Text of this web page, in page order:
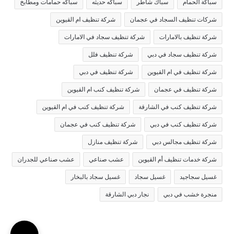
سباكة الحمام سباك شاطر سباكه حديثه سباكه حمامات ومطابخ
شركات تنظيف السجاد في عجمان شركة تنظيف ام القيوين
شركة تنظيف بالامارات شركة تنظيف سجاد في الامارات
شركة تنظيف سجاد في دبي شركة تنظيف فلل
شركة تنظيف في ام القيوين شركة تنظيف في دبي
شركة تنظيف في عجمان شركة تنظيف كنب ام القيوين
شركة تنظيف كنب في الشارقة شركة تنظيف كنب في ام القيوين
شركة تنظيف كنب في دبي شركة تنظيف كنب في عجمان
شركة تنظيف مجالس دبي شركة تنظيف منازل
شركة خدمات تنظيف أم القيوين عشب صناعي عشب صناعي للجدران
غسيل سجاجيد غسيل سجاد غسيل سجاد بالبخار
منجرة خشب في دبي نجار دبي الشارقة